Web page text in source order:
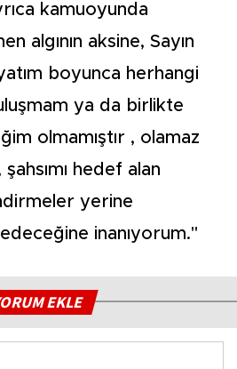
kamuoyunda
algının aksine, Sayın
boyunca herhangi
ya da birlikte
olmamıştır , olamaz
hedef alan
yerine
inanıyorum."
EKLE